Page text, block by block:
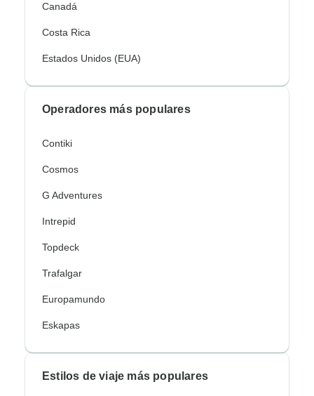
Canadá
Costa Rica
Estados Unidos (EUA)
Operadores más populares
Contiki
Cosmos
G Adventures
Intrepid
Topdeck
Trafalgar
Europamundo
Eskapas
Estilos de viaje más populares